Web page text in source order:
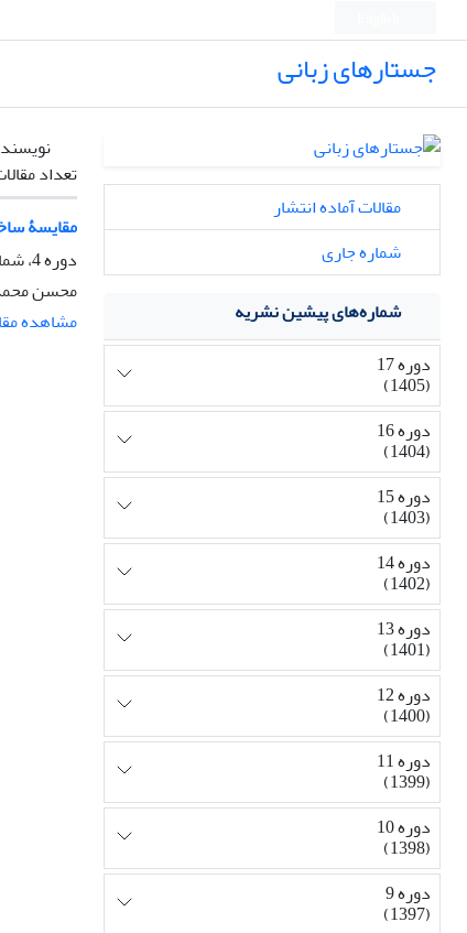
جستارهای زبانی
تعداد
مقایسۀ
دوره 4، شماره 3، پاییز 1392، صفحه
محسن
مشاهده
مقالات آماده انتشار
شماره جاری
شماره‌های پیشین نشریه
دوره 17
(1405)
دوره 16
(1404)
دوره 15
(1403)
دوره 14
(1402)
دوره 13
(1401)
دوره 12
(1400)
دوره 11
(1399)
دوره 10
(1398)
دوره 9
(1397)